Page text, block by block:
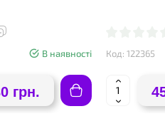
В наявності
грн.
Код: 122365